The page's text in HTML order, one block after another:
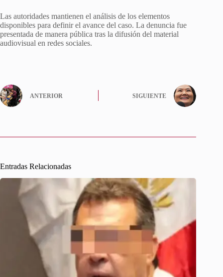
Las autoridades mantienen el análisis de los elementos
disponibles para definir el avance del caso. La denuncia fue
presentada de manera pública tras la difusión del material
audiovisual en redes sociales.
ANTERIOR SIGUIENTE
Entradas Relacionadas